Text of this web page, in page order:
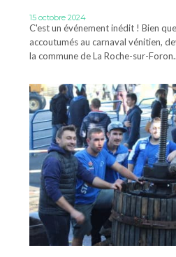
15 octobre 2024
C'est un événement inédit ! Bien
accoutumés au carnaval vénitien,
la commune de La Roche-sur-